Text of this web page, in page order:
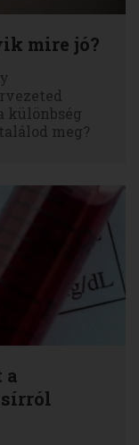
mire jó?
különbség
meg?
a